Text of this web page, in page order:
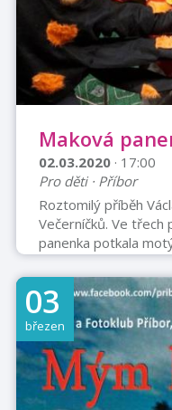
Maková
02.03.2020 · 17:00
Pro děti · Příbor
Roztomilý příběh
Večerníčků. Ve třech
panenka potkala
ukradne cylindr. Ve
panence novou
panenku unese do
Emanuela zase
pohádce jsou veselé
práv patří naše
prozaických textů
...
03
březen